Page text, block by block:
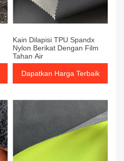
Kain Dilapisi TPU Spandx
Nylon Berikat Dengan Film
Tahan Air
Dapatkan Harga Terbaik